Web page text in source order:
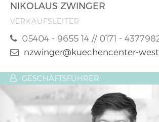
NIKOLAUS ZWINGER
VERKAUFSLEITER
05404 - 9655 14 // 0171 -
nzwinger@kuechencenter-
GESCHÄFTSFÜHRER